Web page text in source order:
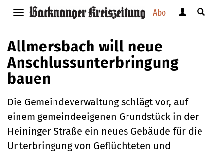
Abo
Navigation
anzeigen
bzw.
verbergen
anzeigen
Suche
Allmersbach will neue
Anschlussunterbringung
bauen
Die Gemeindeverwaltung schlägt vor, auf
einem gemeindeeigenen Grundstück in der
Heininger Straße ein neues Gebäude für die
Unterbringung von Geflüchteten und